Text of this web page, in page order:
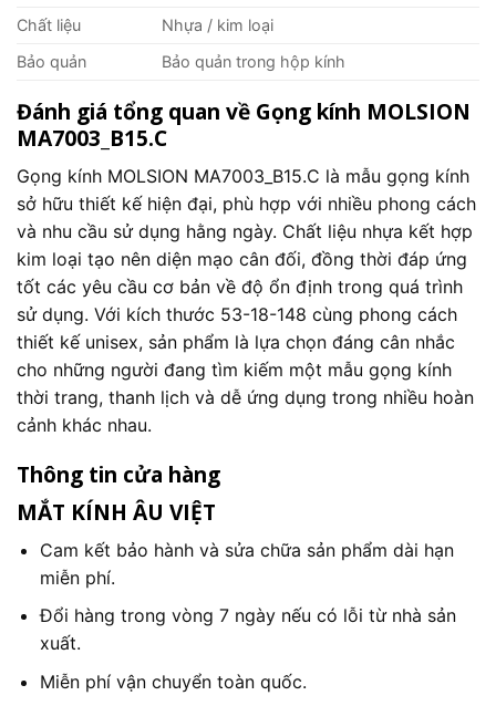
Chất liệu
Nhựa / kim loại
Bảo quản
Bảo quản trong hộp kính
Đánh giá tổng quan về Gọng kính MOLSION
MA7003_B15.C
Gọng kính MOLSION MA7003_B15.C là mẫu gọng kính
sở hữu thiết kế hiện đại, phù hợp với nhiều phong cách
và nhu cầu sử dụng hằng ngày. Chất liệu nhựa kết hợp
kim loại tạo nên diện mạo cân đối, đồng thời đáp ứng
tốt các yêu cầu cơ bản về độ ổn định trong quá trình
sử dụng. Với kích thước 53-18-148 cùng phong cách
thiết kế unisex, sản phẩm là lựa chọn đáng cân nhắc
cho những người đang tìm kiếm một mẫu gọng kính
thời trang, thanh lịch và dễ ứng dụng trong nhiều hoàn
cảnh khác nhau.
Thông tin cửa hàng
MẮT KÍNH ÂU VIỆT
Cam kết bảo hành và sửa chữa sản phẩm dài hạn
miễn phí.
Đổi hàng trong vòng 7 ngày nếu có lỗi từ nhà sản
xuất.
Miễn phí vận chuyển toàn quốc.